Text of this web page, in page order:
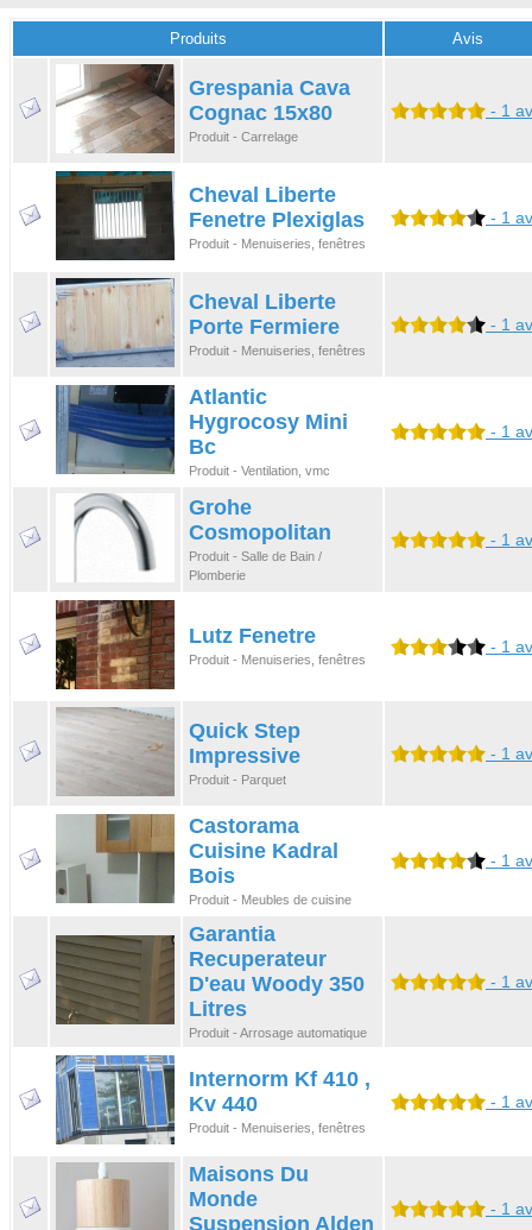
Produits Avis
Grespania Cava
Cognac 15x80
Produit - Carrelage
- 1
Cheval Liberte
Fenetre Plexiglas
Produit - Menuiseries, fenêtres
- 1
Cheval Liberte
Porte Fermiere
Produit - Menuiseries, fenêtres
- 1
Atlantic
Hygrocosy Mini
Bc
Produit - Ventilation, vmc
- 1
Grohe
Cosmopolitan
Produit - Salle de Bain /
Plomberie
- 1
Lutz Fenetre
Produit - Menuiseries, fenêtres
- 1
Quick Step
Impressive
Produit - Parquet
- 1
Castorama
Cuisine Kadral
Bois
Produit - Meubles de cuisine
- 1
Garantia
Recuperateur
D'eau Woody 350
Litres
Produit - Arrosage automatique
- 1
Internorm Kf 410 ,
Kv 440
Produit - Menuiseries, fenêtres
- 1
Maisons Du
Monde
Suspension Alden
- 1